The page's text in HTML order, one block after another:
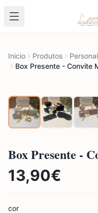
Inicio Produtos
Box Presente - Convite
Box Presente -
13,90€
cor